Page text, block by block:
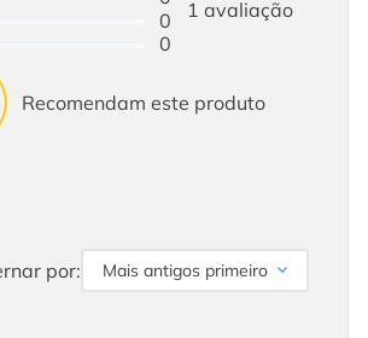
0
0
1avaliação
Recomendam este produto
por: Mais antigos primeiro